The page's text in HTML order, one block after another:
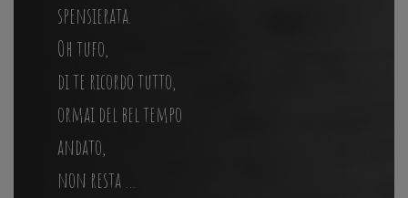
spensierata.
Oh tufo,
di te ricordo tutto,
ormai del bel tempo
andato,
non resta …